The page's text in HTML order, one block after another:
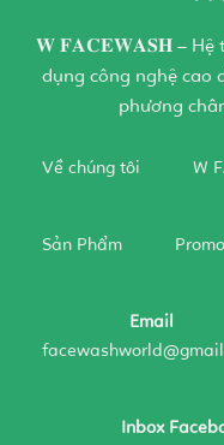
𝐖 𝐅𝐀𝐂𝐄𝐖𝐀𝐒𝐇 – Hệ
dụng công nghệ cao
phương
Về chúng tôi W
Sản Phẩm
Email
Inbox